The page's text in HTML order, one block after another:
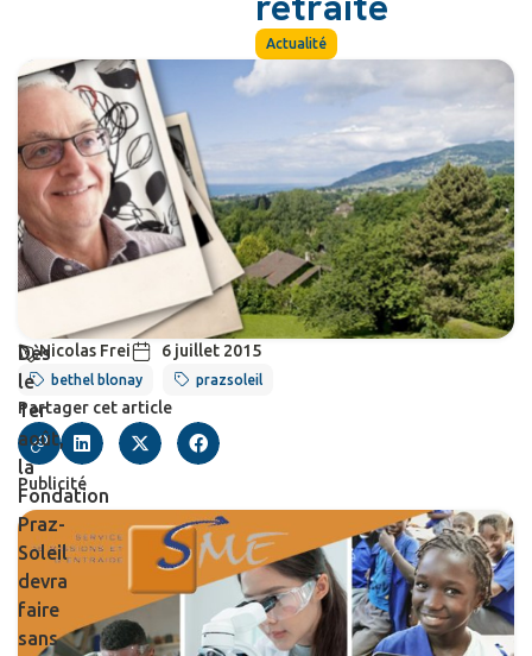
Actualité
Nicolas Frei 6 juillet 2015
bethel blonay prazsoleil
Partager cet article
Publicité
Dès
le
1er
août,
la
Fondation
Praz-
Soleil
devra
faire
sans